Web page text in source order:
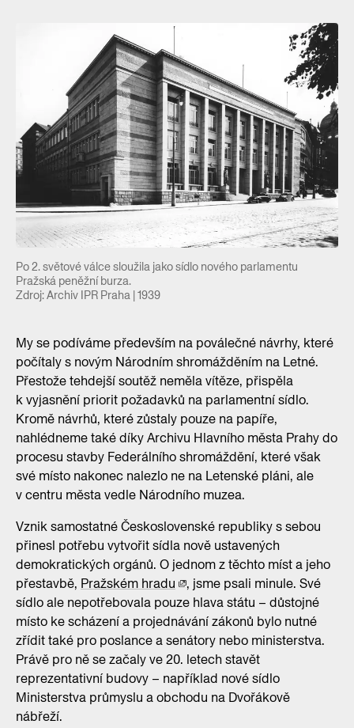
Po 2. světové válce sloužila jako sídlo nového parlamentu
Pražská peněžní burza.
Zdroj: Archiv IPR Praha | 1939
My se podíváme především na poválečné návrhy, které
počítaly s novým Národním shromážděním na Letné.
Přestože tehdejší soutěž neměla vítěze, přispěla
k vyjasnění priorit požadavků na parlamentní sídlo.
Kromě návrhů, které zůstaly pouze na papíře,
nahlédneme také díky Archivu Hlavního města Prahy do
procesu stavby Federálního shromáždění, které však
své místo nakonec nalezlo ne na Letenské pláni, ale
v centru města vedle Národního muzea.
Vznik samostatné Československé republiky s sebou
přinesl potřebu vytvořit sídla nově ustavených
demokratických orgánů. O jednom z těchto míst a jeho
přestavbě, Pražském hradu
, jsme psali minule. Své
sídlo ale nepotřebovala pouze hlava státu – důstojné
místo ke scházení a projednávání zákonů bylo nutné
zřídit také pro poslance a senátory nebo ministerstva.
Právě pro ně se začaly ve 20. letech stavět
reprezentativní budovy – například nové sídlo
Ministerstva průmyslu a obchodu na Dvořákově
nábřeží.